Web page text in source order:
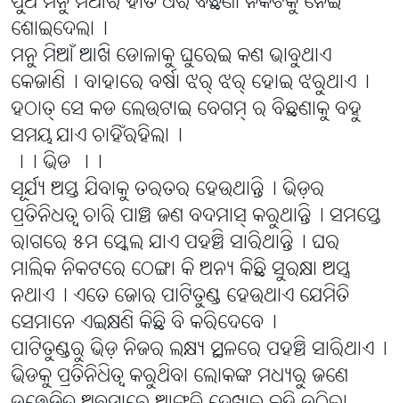
ଶୋଇଦେଲା୤
ମନୁ ମିଆଁ ଆଖି ଡୋଳାକୁ ଘୁରେଇ କଣ ଭାବୁଥାଏ
କେଜାଣି୤ ବାହାରେ ବର୍ଷା ଝର୍ ଝର୍ ହୋଇ ଝରୁଥାଏ୤
ହଠାତ୍ ସେ କଡ ଲେଉଟାଇ ବେଗମ୍ ର ବିଛଣାକୁ ବହୁ
ସମୟ ଯାଏ ଚାହିଁରହିଲା୤
।। ଭିଡ ।।
ସୂର୍ଯ୍ୟ ଅସ୍ତ ଯିବାକୁ ତରତର ହେଉଥାନ୍ତି୤ ଭିଡ଼ର
ପ୍ରତିନିଧତ୍ୱ ଚାରି ପାଞ୍ଚ ଜଣ ବଦମାସ୍ କରୁଥାନ୍ତି୤ ସମସ୍ତେ
ରାଗରେ ୫ମ ସ୍କେଲ ଯାଏ ପହଞ୍ଚି ସାରିଥାନ୍ତି୤ ଘର
ମାଲିକ ନିକଟରେ ଠେଙ୍ଗା କି ଅନ୍ୟ କିଛି ସୁରକ୍ଷା ଅସ୍ତ୍ର
ନଥାଏ୤ ଏତେ ଜୋର ପାଟିତୁଣ୍ଡ ହେଉଥାଏ ଯେମିତି
ସେମାନେ ଏଇକ୍ଷଣି କିଛି ବି କରିଦେବେ୤
ପାଟିତୁଣ୍ଡରୁ ଭିଡ଼ ନିଜର ଲକ୍ଷ୍ୟ ସ୍ଥଳରେ ପହଞ୍ଚି ସାରିଥାଏ୤
ଭିଡକୁ ପ୍ରତିନିଧିତ୍ୱ କରୁଥିବା ଲୋକଙ୍କ ମଧ୍ୟରୁ ଜଣେ